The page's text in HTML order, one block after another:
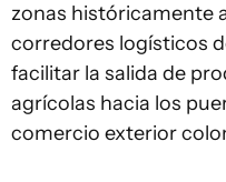
zonas históricamente
corredores logísticos
facilitar la salida de
agrícolas hacia los
comercio exterior